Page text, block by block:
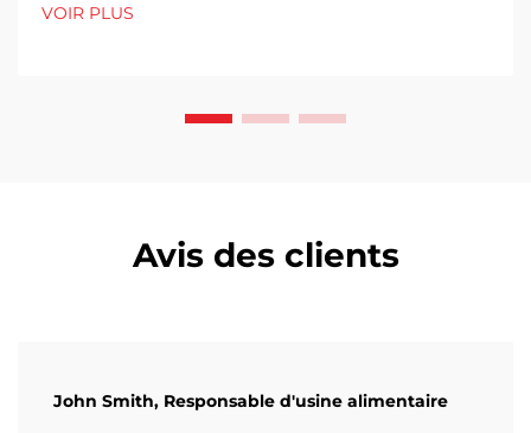
VOIR PLUS
Avis des clients
John Smith, Responsable d'usine alimentaire